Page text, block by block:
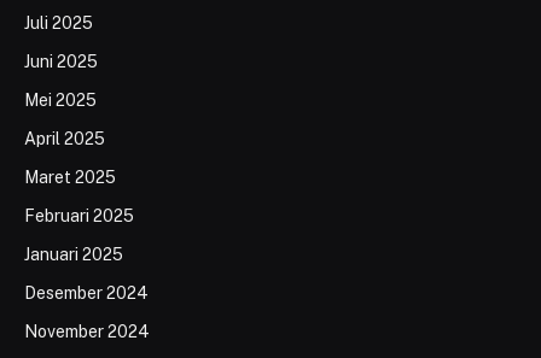
Juli 2025
Juni 2025
Mei 2025
April 2025
Maret 2025
Februari 2025
Januari 2025
Desember 2024
November 2024